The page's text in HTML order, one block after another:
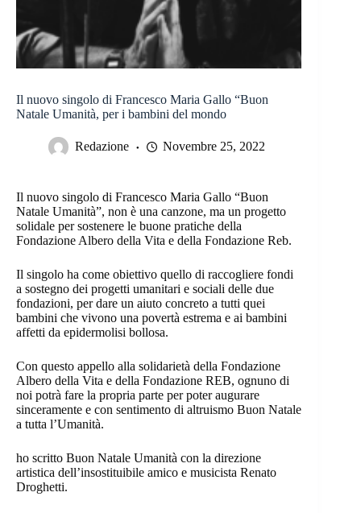
Il nuovo singolo di Francesco Maria Gallo “Buon
Natale Umanità, per i bambini del mondo
Redazione Novembre 25, 2022
Il nuovo singolo di Francesco Maria Gallo “Buon
Natale Umanità”, non è una canzone, ma un progetto
solidale per sostenere le buone pratiche della
Fondazione Albero della Vita e della Fondazione Reb.
Il singolo ha come obiettivo quello di raccogliere fondi
a sostegno dei progetti umanitari e sociali delle due
fondazioni, per dare un aiuto concreto a tutti quei
bambini che vivono una povertà estrema e ai bambini
affetti da epidermolisi bollosa.
Con questo appello alla solidarietà della Fondazione
Albero della Vita e della Fondazione REB, ognuno di
noi potrà fare la propria parte per poter augurare
sinceramente e con sentimento di altruismo Buon Natale
a tutta l’Umanità.
ho scritto Buon Natale Umanità con la direzione
artistica dell’insostituibile amico e musicista Renato
Droghetti.